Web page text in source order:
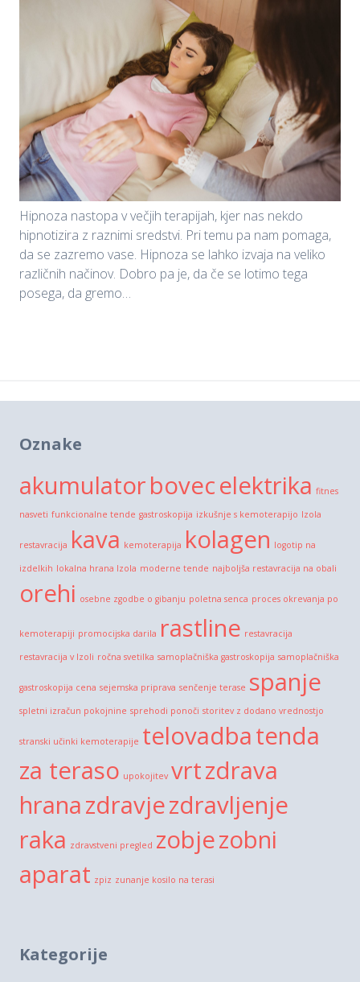
Hipnoza nastopa v večjih terapijah, kjer nas nekdo
hipnotizira z raznimi sredstvi. Pri temu pa nam pomaga,
da se zazremo vase. Hipnoza se lahko izvaja na veliko
različnih načinov. Dobro pa je, da če se lotimo tega
posega, da gremo…
Oznake
akumulatorbovecelektrika fitnes
nasveti funkcionalne tende gastroskopija izkušnje s kemoterapijo Izola
restavracija kava kemoterapija kolagen logotip na
izdelkih lokalna hrana Izola moderne tende najboljša restavracija na obali
orehi osebne zgodbe o gibanju poletna senca proces okrevanja po
kemoterapiji promocijska darila rastline restavracija
restavracija v Izoli ročna svetilka samoplačniška gastroskopija samoplačniška
gastroskopija cena sejemska priprava senčenje terase spanje
spletni izračun pokojnine sprehodi ponoči storitev z dodano vrednostjo
stranski učinki kemoterapije telovadbatenda
za teraso upokojitev vrtzdrava
hranazdravjezdravljenje
raka zdravstveni pregled zobjezobni
aparat zpiz zunanje kosilo na terasi
Kategorije